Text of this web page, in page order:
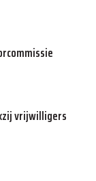
vrijwilligers